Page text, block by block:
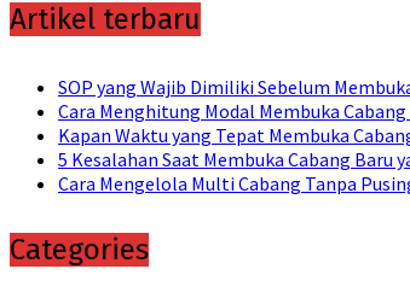
Artikel terbaru
SOP yang Wajib Dimiliki Sebelum
Cara Menghitung Modal Membuka
Kapan Waktu yang Tepat Membuka
5 Kesalahan Saat Membuka Cabang Baru
Cara Mengelola Multi Cabang Tanpa
Categories